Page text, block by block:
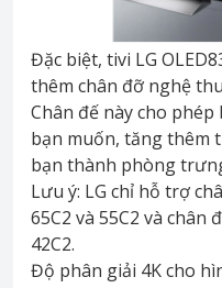
Đặc biệt, tivi LG
thêm chân đỡ nghệ
Chân đế này cho
bạn muốn, tăng thêm
bạn thành phòng
Lưu ý: LG chỉ hỗ trợ
65C2 và 55C2 và chân
42C2.
Độ phân giải 4K cho